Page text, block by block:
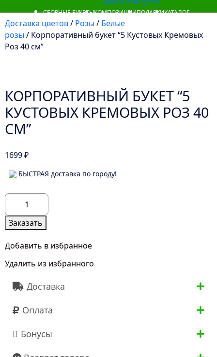
СБОРНЫЕ БУКЕТЫКОМПОЗИЦИИПОДАРКИКАТАЛОГ
Доставка цветов/ Розы / Белые
розы / Корпоративный букет “5 Кустовых Кремовых
Роз 40 см”
КОРПОРАТИВНЫЙ БУКЕТ “5
КУСТОВЫХ КРЕМОВЫХ РОЗ 40
СМ”
1699₽
БЫСТРАЯ доставка по городу!
Количество
товара
Корпоративный
букет
"5
Кремовых
40
Заказать
Добавить в избранное
Удалить из избранного
Доставка
Оплата
Бонусы